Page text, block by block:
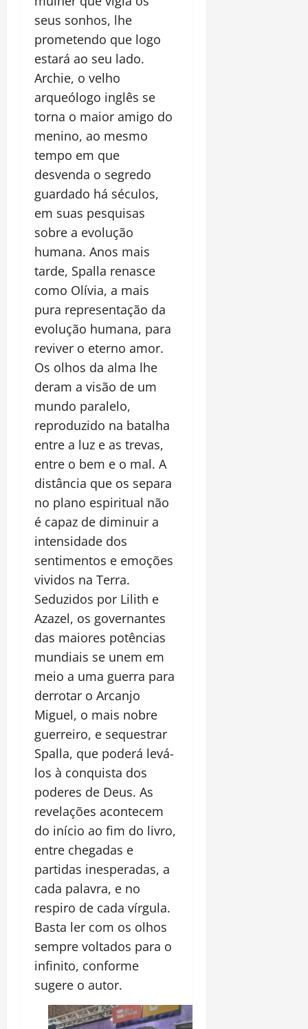
seus sonhos, lhe
prometendo que logo
estará ao seu lado.
Archie, o velho
arqueólogo inglês se
torna o maior amigo do
menino, ao mesmo
tempo em que
desvenda o segredo
guardado há séculos,
em suas pesquisas
sobre a evolução
humana. Anos mais
tarde, Spalla renasce
como Olívia, a mais
pura representação da
evolução humana, para
reviver o eterno amor.
Os olhos da alma lhe
deram a visão de um
mundo paralelo,
reproduzido na batalha
entre a luz e as trevas,
entre o bem e o mal. A
distância que os separa
no plano espiritual não
é capaz de diminuir a
intensidade dos
sentimentos e emoções
vividos na Terra.
Seduzidos por Lilith e
Azazel, os governantes
das maiores potências
mundiais se unem em
meio a uma guerra para
derrotar o Arcanjo
Miguel, o mais nobre
guerreiro, e sequestrar
Spalla, que poderá levá-
los à conquista dos
poderes de Deus. As
revelações acontecem
do início ao fim do livro,
entre chegadas e
partidas inesperadas, a
cada palavra, e no
respiro de cada vírgula.
Basta ler com os olhos
sempre voltados para o
infinito, conforme
sugere o autor.